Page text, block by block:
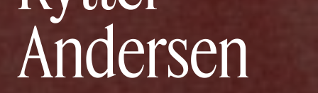
Andersen